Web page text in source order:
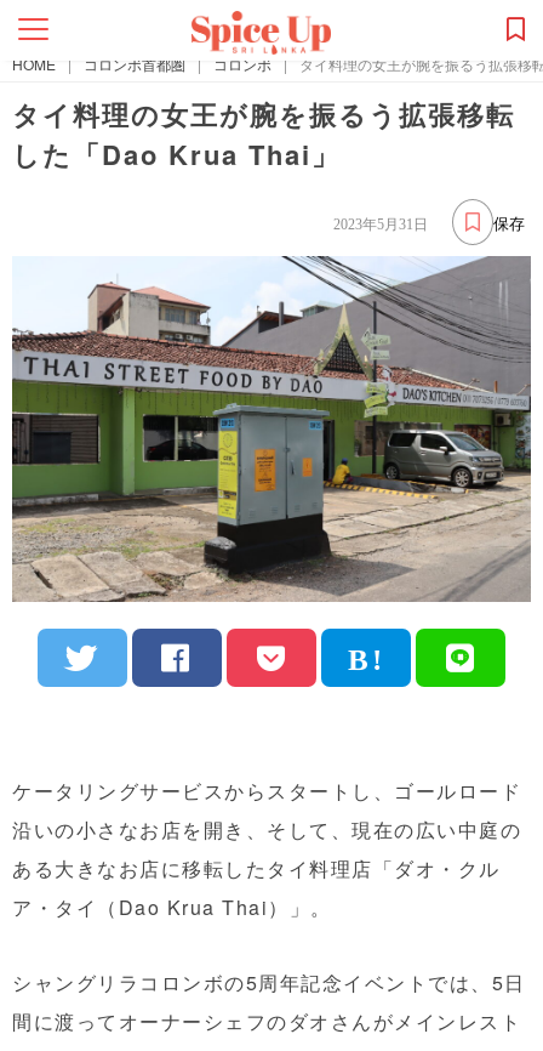
HOME | コロンボ首都圏 | コロンボ | タイ料理の女王が腕を振るう拡張移
タイ料理の女王が腕を振るう拡張移転
した「Dao Krua Thai」
保存
2023年5月31日
ケータリングサービスからスタートし、ゴールロード
沿いの小さなお店を開き、そして、現在の広い中庭の
ある大きなお店に移転したタイ料理店「ダオ・クル
ア・タイ（Dao Krua Thai）」。
シャングリラコロンボの5周年記念イベントでは、5日
間に渡ってオーナーシェフのダオさんがメインレスト